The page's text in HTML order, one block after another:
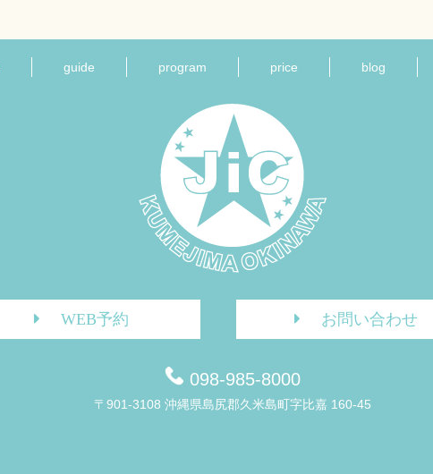
guide program price blog
WEB予約 お問い合わせ
098-985-8000
〒901-3108 沖縄県島尻郡久米島町字比嘉 160-45